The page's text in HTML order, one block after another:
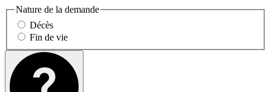
Nature de la demande
Décès
Fin de vie